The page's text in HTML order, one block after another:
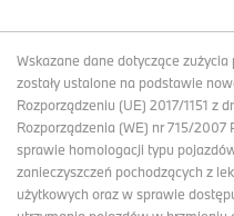
Wskazane dane dotyczące
zostały ustalone na podstawie
Rozporządzeniu (UE) 2017/1151 z
Rozporządzenia (WE) nr 715/
sprawie homologacji typu
zanieczyszczeń pochodzących z
użytkowych oraz w sprawie